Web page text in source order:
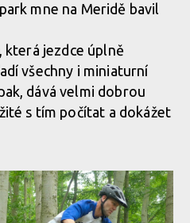
než bývá zvykem
mne na Meridě bavil
která jezdce úplně
všechny i miniaturní
dává velmi dobrou
s tím počítat a dokážet